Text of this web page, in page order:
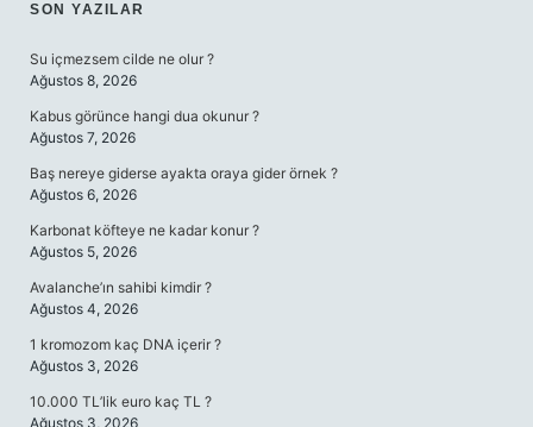
SIDEBAR
SON YAZILAR
Su içmezsem cilde ne olur ?
Ağustos 8, 2026
Kabus görünce hangi dua okunur ?
Ağustos 7, 2026
Baş nereye giderse ayakta oraya gider örnek ?
Ağustos 6, 2026
Karbonat köfteye ne kadar konur ?
Ağustos 5, 2026
Avalanche’ın sahibi kimdir ?
Ağustos 4, 2026
1 kromozom kaç DNA içerir ?
Ağustos 3, 2026
10.000 TL’lik euro kaç TL ?
Ağustos 3, 2026